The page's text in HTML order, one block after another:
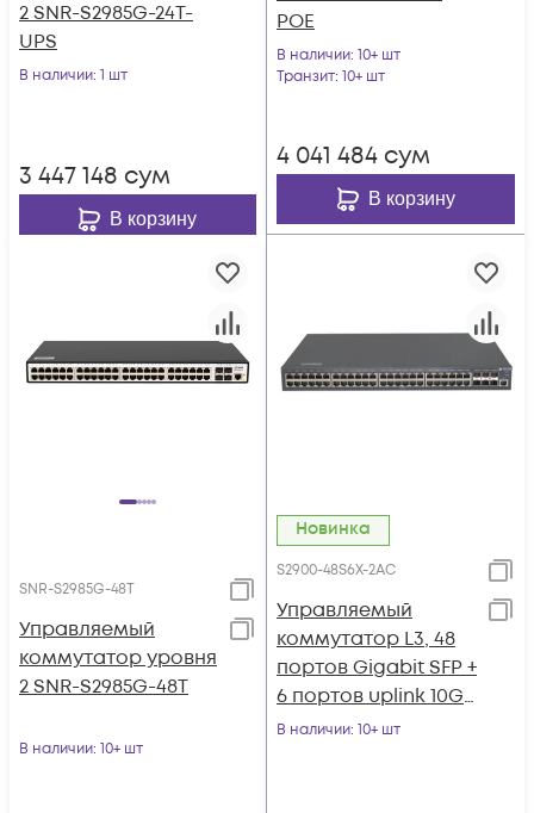
2 SNR-S2985G-24T-
UPS
В наличии: 1 шт
3 447 148 сум
В корзину
POE
В наличии: 10+ шт
Транзит: 10+ шт
4 041 484 сум
В корзину
SNR-S2985G-48T
Управляемый
коммутатор уровня
2 SNR-S2985G-48T
В наличии: 10+ шт
Новинка
S2900-48S6X-2AC
Управляемый
коммутатор L3, 48
портов Gigabit SFP +
6 портов uplink 10G
SFP+ c двумя БП AC-
В наличии: 10+ шт